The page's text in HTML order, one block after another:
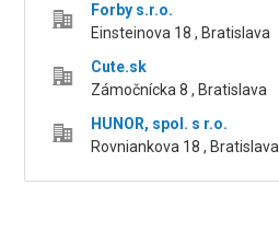
Forby s.r.o.
Einsteinova 18 , Bratislava
Cute.sk
Zámočnícka 8 , Bratislava
HUNOR, spol. s r.o.
Rovniankova 18 , Bratislava